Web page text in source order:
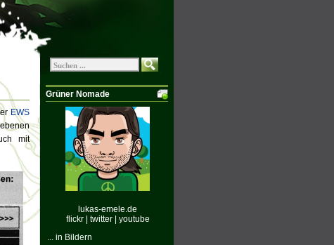
EWS
mit
Grüner Nomade
lukas-emele.de
flickr| twitter| youtube
... in Bildern